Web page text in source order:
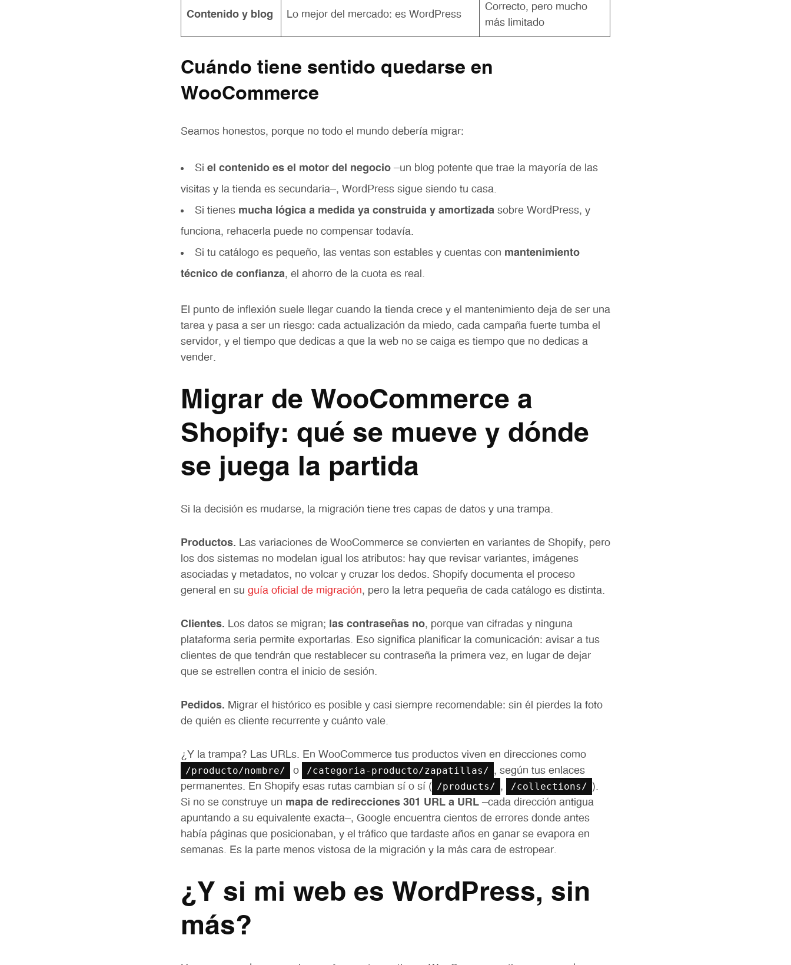
Contenido y blog Lo mejor del mercado: es WordPress
Correcto, pero mucho
más limitado
Cuándo tiene sentido quedarse en
WooCommerce
Seamos honestos, porque no todo el mundo debería migrar:
Si el contenido es el motor del negocio —un blog potente que trae la mayoría de las
visitas y la tienda es secundaria—, WordPress sigue siendo tu casa.
Si tienes mucha lógica a medida ya construida y amortizada sobre WordPress, y
funciona, rehacerla puede no compensar todavía.
Si tu catálogo es pequeño, las ventas son estables y cuentas con mantenimiento
técnico de confianza, el ahorro de la cuota es real.
El punto de inflexión suele llegar cuando la tienda crece y el mantenimiento deja de ser una
tarea y pasa a ser un riesgo: cada actualización da miedo, cada campaña fuerte tumba el
servidor, y el tiempo que dedicas a que la web no se caiga es tiempo que no dedicas a
vender.
Migrar de WooCommerce a
Shopify: qué se mueve y dónde
se juega la partida
Si la decisión es mudarse, la migración tiene tres capas de datos y una trampa.
Productos. Las variaciones de WooCommerce se convierten en variantes de Shopify, pero
los dos sistemas no modelan igual los atributos: hay que revisar variantes, imágenes
asociadas y metadatos, no volcar y cruzar los dedos. Shopify documenta el proceso
general en su guía oficial de migración, pero la letra pequeña de cada catálogo es distinta.
Clientes. Los datos se migran; las contraseñas no, porque van cifradas y ninguna
plataforma seria permite exportarlas. Eso significa planificar la comunicación: avisar a tus
clientes de que tendrán que restablecer su contraseña la primera vez, en lugar de dejar
que se estrellen contra el inicio de sesión.
Pedidos. Migrar el histórico es posible y casi siempre recomendable: sin él pierdes la foto
de quién es cliente recurrente y cuánto vale.
¿Y la trampa? Las URLs. En WooCommerce tus productos viven en direcciones como
/producto/nombre/ o /categoria-producto/zapatillas/ , según tus enlaces
permanentes. En Shopify esas rutas cambian sí o sí (
/products/ , /collections/ ).
Si no se construye un mapa de redirecciones 301 URL a URL —cada dirección antigua
apuntando a su equivalente exacta—, Google encuentra cientos de errores donde antes
había páginas que posicionaban, y el tráfico que tardaste años en ganar se evapora en
semanas. Es la parte menos vistosa de la migración y la más cara de estropear.
¿Y si mi web es WordPress, sin
más?